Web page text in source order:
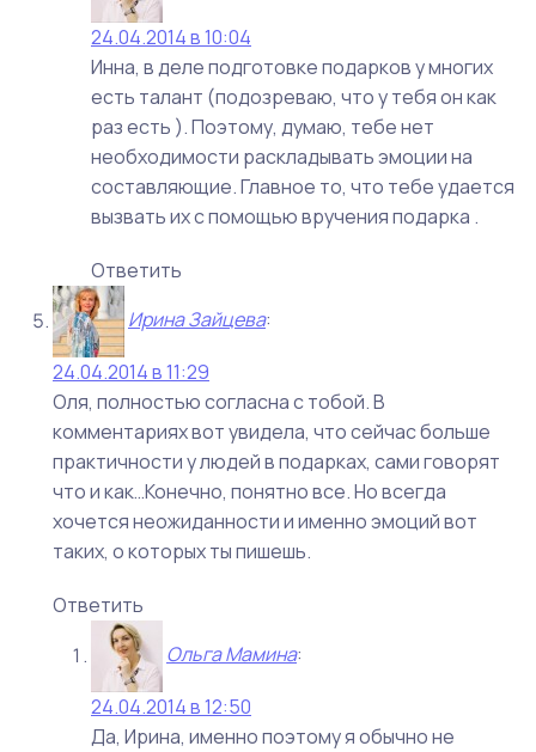
24.04.2014 в 10:04
Инна, в деле подготовке подарков у многих
есть талант (подозреваю, что у тебя он как
раз есть ). Поэтому, думаю, тебе нет
необходимости раскладывать эмоции на
составляющие. Главное то, что тебе удается
вызвать их с помощью вручения подарка .
Ответить
Ирина Зайцева:
24.04.2014 в 11:29
Оля, полностью согласна с тобой. В
комментариях вот увидела, что сейчас больше
практичности у людей в подарках, сами говорят
что и как…Конечно, понятно все. Но всегда
хочется неожиданности и именно эмоций вот
таких, о которых ты пишешь.
Ответить
Ольга Мамина:
24.04.2014 в 12:50
Да, Ирина, именно поэтому я обычно не